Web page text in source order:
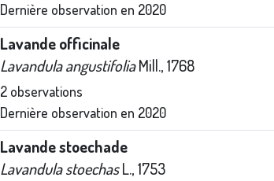
Dernière observation en 2020
Lavande officinale
Lavandula angustifoliaMill., 1768
2 observations
Dernière observation en 2020
Lavande stoechade
Lavandula stoechasL., 1753